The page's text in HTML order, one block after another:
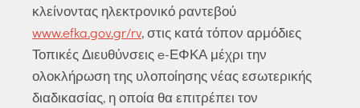
κλείνοντας ηλεκτρονικό ραντεβού
www.efka.gov.gr/rv, στις κατά τόπον αρμόδιες
Τοπικές Διευθύνσεις e-ΕΦΚΑ μέχρι την
ολοκλήρωση της υλοποίησης νέας εσωτερικής
διαδικασίας, η οποία θα επιτρέπει τον